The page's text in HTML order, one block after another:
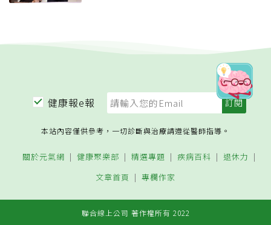
健康報e報
本站內容僅供參考，一切診斷與治療請遵從醫師指導。
關於元氣網 健康聚樂部 精選專題 疾病百科
退休力
文章首頁
專欄作家
聯合線上公司 著作權所有 2022